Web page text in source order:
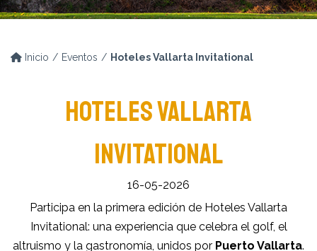
Inicio Eventos Hoteles Vallarta Invitational
HOTELES VALLARTA
INVITATIONAL
16-05-2026
Participa en la primera edición de Hoteles Vallarta
Invitational: una experiencia que celebra el golf, el
altruismo y la gastronomía, unidos por Puerto Vallarta.